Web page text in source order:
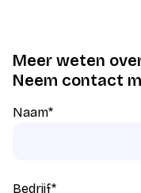
Meer weten
Neem contact
Naam*
Bedrijf*